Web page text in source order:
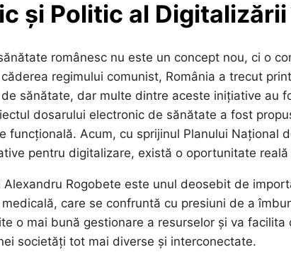
și Politic al
românesc nu este un concept nou, ci o
regimului comunist, România a trecut
sănătate, dar multe dintre aceste inițiative au
dosarului electronic de sănătate a fost
funcțională. Acum, cu sprijinul Planului Național
pentru digitalizare, există o oportunitate
Rogobete este unul deosebit de
care se confruntă cu presiuni de a
o mai bună gestionare a resurselor și va
societăți tot mai diverse și interconectate.